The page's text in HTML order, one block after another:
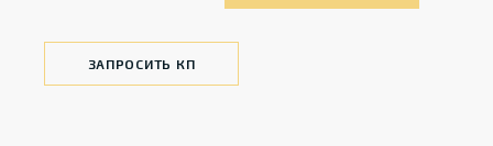
ЗАПРОСИТЬ КП